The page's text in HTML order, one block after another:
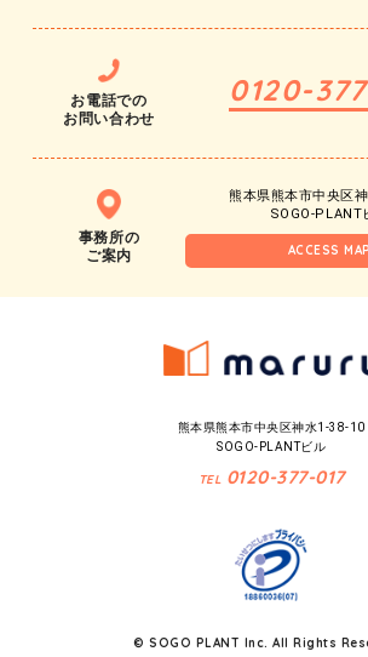
お電話での
お問い合わせ
0120-
事務所の
ご案内
ACCESS MAP
熊本県熊本市中央区
SOGO-PLANT
熊本県熊本市中央区神水1-38-10
SOGO-PLANTビル
TEL 0120-377-017
© SOGO PLANT Inc. All Rights